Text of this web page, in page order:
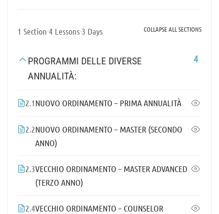
1 Section 4 Lessons 3 Days COLLAPSE ALL SECTIONS
PROGRAMMI DELLE DIVERSE
ANNUALITÀ:
4
2.1NUOVO ORDINAMENTO – PRIMA ANNUALITÀ
2.2NUOVO ORDINAMENTO – MASTER (SECONDO
ANNO)
2.3VECCHIO ORDINAMENTO – MASTER ADVANCED
(TERZO ANNO)
2.4VECCHIO ORDINAMENTO – COUNSELOR